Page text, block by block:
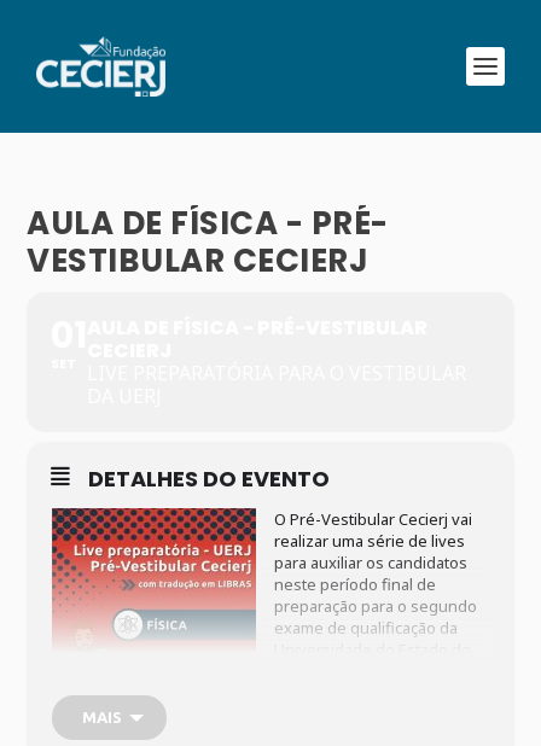
AULA DE FÍSICA - PRÉ-
VESTIBULAR CECIERJ
DETALHES DO EVENTO
O Pré-Vestibular Cecierj vai
realizar uma série de lives
para auxiliar os candidatos
neste período final de
preparação para o segundo
exame de qualificação da
MAIS